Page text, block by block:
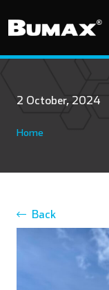
2 October, 2024
Home
Back